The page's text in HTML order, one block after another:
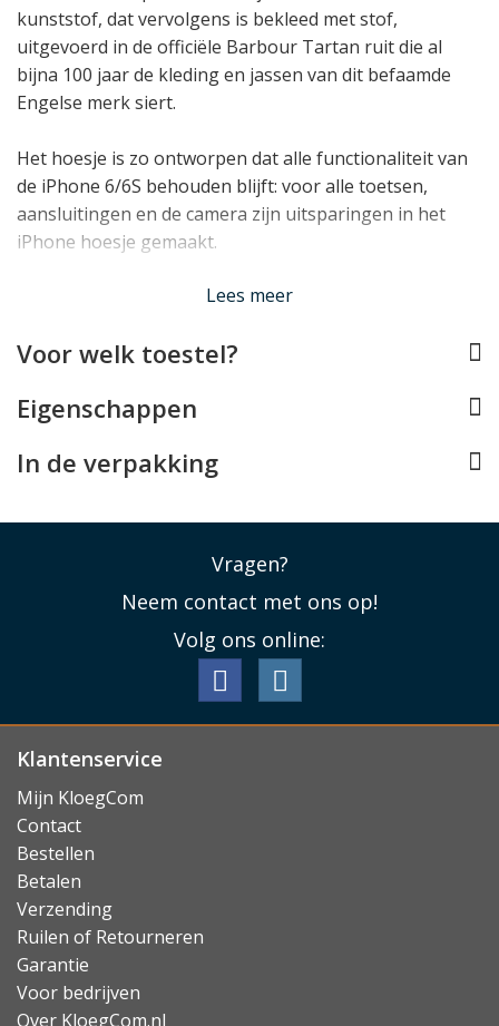
kunststof, dat vervolgens is bekleed met stof,
uitgevoerd in de officiële Barbour Tartan ruit die al
bijna 100 jaar de kleding en jassen van dit befaamde
Engelse merk siert.
Het hoesje is zo ontworpen dat alle functionaliteit van
de iPhone 6/6S behouden blijft: voor alle toetsen,
aansluitingen en de camera zijn uitsparingen in het
iPhone hoesje gemaakt.
Lees minder
Lees meer
Voor welk toestel?
Eigenschappen
In de verpakking
Vragen?
Neem contact met ons op!
Volg ons online:
Klantenservice
Mijn KloegCom
Contact
Bestellen
Betalen
Verzending
Ruilen of Retourneren
Garantie
Voor bedrijven
Over KloegCom.nl